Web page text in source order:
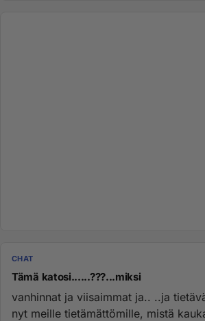
CHAT
Tämä katosi......???...miksi
vanhinnat ja viisaimmat ja.. ..ja
nyt meille tietämättömille, mistä